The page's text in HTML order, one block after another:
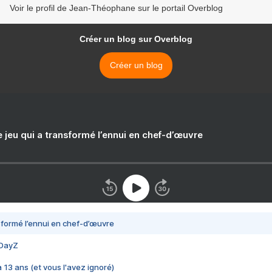
Voir le profil de Jean-Théophane sur le portail Overblog
Créer un blog sur Overblog
Créer un blog
jeu qui a transformé l’ennui en chef-d’œuvre
l’ennui en chef-d’œuvre
13 ans (et vous l'avez ignoré)